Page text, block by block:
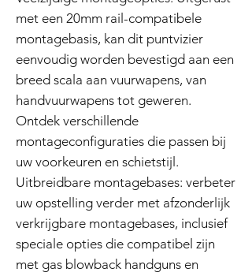
met een 20mm rail-compatibele
montagebasis, kan dit puntvizier
eenvoudig worden bevestigd aan een
breed scala aan vuurwapens, van
handvuurwapens tot geweren.
Ontdek verschillende
montageconfiguraties die passen bij
uw voorkeuren en schietstijl.
Uitbreidbare montagebases: verbeter
uw opstelling verder met afzonderlijk
verkrijgbare montagebases, inclusief
speciale opties die compatibel zijn
met gas blowback handguns en